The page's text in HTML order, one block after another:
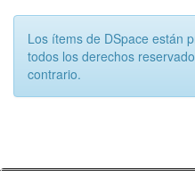
Los ítems de DSpace están
todos los derechos
contrario.